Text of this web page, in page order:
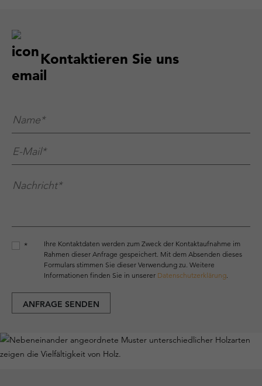
Kontaktieren Sie uns
Name**
E-Mail**
Nachricht**
*
Ihre Kontaktdaten werden zum Zweck der Kontaktaufnahme im
Rahmen dieser Anfrage gespeichert. Mit dem Absenden dieses
Formulars stimmen Sie dieser Verwendung zu. Weitere
Informationen finden Sie in unserer Datenschutzerklärung.
ANFRAGE SENDEN